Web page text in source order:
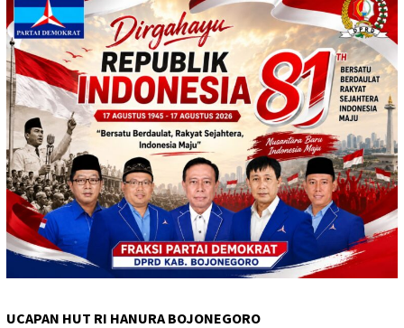
UCAPAN HUT RI HANURA BOJONEGORO